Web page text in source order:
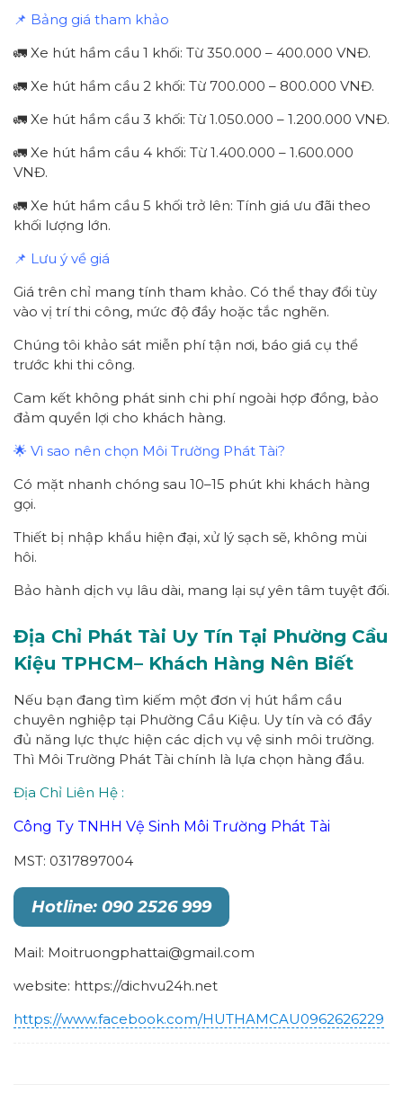
📌 Bảng giá tham khảo
🚛 Xe hút hầm cầu 1 khối: Từ 350.000 – 400.000 VNĐ.
🚛 Xe hút hầm cầu 2 khối: Từ 700.000 – 800.000 VNĐ.
🚛 Xe hút hầm cầu 3 khối: Từ 1.050.000 – 1.200.000 VNĐ.
🚛 Xe hút hầm cầu 4 khối: Từ 1.400.000 – 1.600.000
VNĐ.
🚛 Xe hút hầm cầu 5 khối trở lên: Tính giá ưu đãi theo
khối lượng lớn.
📌 Lưu ý về giá
Giá trên chỉ mang tính tham khảo. Có thể thay đổi tùy
vào vị trí thi công, mức độ đầy hoặc tắc nghẽn.
Chúng tôi khảo sát miễn phí tận nơi, báo giá cụ thể
trước khi thi công.
Cam kết không phát sinh chi phí ngoài hợp đồng, bảo
đảm quyền lợi cho khách hàng.
🌟 Vì sao nên chọn Môi Trường Phát Tài?
Có mặt nhanh chóng sau 10–15 phút khi khách hàng
gọi.
Thiết bị nhập khẩu hiện đại, xử lý sạch sẽ, không mùi
hôi.
Bảo hành dịch vụ lâu dài, mang lại sự yên tâm tuyệt đối.
Địa Chỉ Phát Tài Uy Tín Tại Phường Cầu
Kiệu TPHCM– Khách Hàng Nên Biết
Nếu bạn đang tìm kiếm một đơn vị hút hầm cầu
chuyên nghiệp tại Phường Cầu Kiệu. Uy tín và có đầy
đủ năng lực thực hiện các dịch vụ vệ sinh môi trường.
Thì Môi Trường Phát Tài chính là lựa chọn hàng đầu.
Địa Chỉ Liên Hệ :
Công Ty TNHH Vệ Sinh Môi Trường Phát Tài
MST: 0317897004
Hotline: 090 2526 999
Mail: Moitruongphattai@gmail.com
website: https://dichvu24h.net
https://www.facebook.com/HUTHAMCAU0962626229